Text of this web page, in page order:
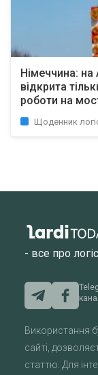
Німеччина: на
відкрита
роботи на
Щоденник
- все про
Використання
сайті,
статтю. Для